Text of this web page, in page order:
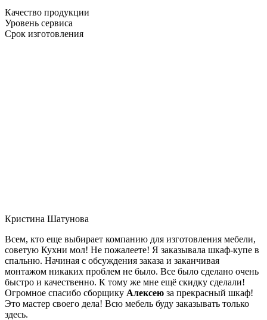
Качество продукции
Уровень сервиса
Срок изготовления
Кристина Шатунова
Всем, кто еще выбирает компанию для изготовления мебели,
советую Кухни мол! Не пожалеете! Я заказывала шкаф-купе в
спальню. Начиная с обсуждения заказа и заканчивая
монтажом никаких проблем не было. Все было сделано очень
быстро и качественно. К тому же мне ещё скидку сделали!
Огромное спасибо сборщику Алексею за прекрасный шкаф!
Это мастер своего дела! Всю мебель буду заказывать только
здесь.